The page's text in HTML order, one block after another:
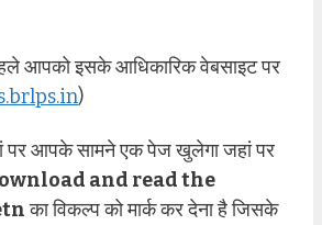
आपको इसके आधिकारिक वेबसाइट पर
)
पर आपके सामने एक पेज खुलेगा जहां पर
and read the
का विकल्प को मार्क कर देना है जिसके